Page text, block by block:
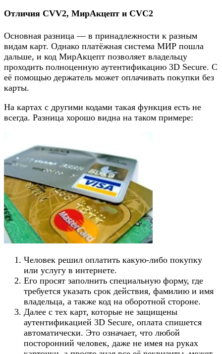
Отличия CVV2, МирАкцепт и CVC2
Основная разница — в принадлежности к разным
видам карт. Однако платёжная система МИР пошла
дальше, и код МирАкцепт позволяет владельцу
проходить полноценную аутентификацию 3D Secure. С
её помощью держатель может оплачивать покупки без
карты.
На картах с другими кодами такая функция есть не
всегда. Разница хорошо видна на таком примере:
Человек решил оплатить какую-либо покупку
или услугу в интернете.
Его просят заполнить специальную форму, где
требуется указать срок действия, фамилию и имя
владельца, а также код на оборотной стороне.
Далее с тех карт, которые не защищены
аутентификацией 3D Secure, оплата спишется
автоматически. Это означает, что любой
посторонний человек, даже не имея на руках